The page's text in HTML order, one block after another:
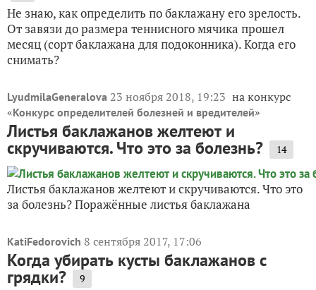
Не знаю, как определить по баклажану его зрелость.
От завязи до размера теннисного мячика прошел
месяц (сорт баклажана для подоконника). Когда его
снимать?
LyudmilaGeneralova 23 ноября 2018, 19:23 на конкурс
«Конкурс определителей болезней и вредителей»
Листья баклажанов желтеют и
скручиваются. Что это за болезнь? 14
Листья баклажанов желтеют и скручиваются. Что это
за болезнь? Поражённые листья баклажана
KatiFedorovich 8 сентября 2017, 17:06
Когда убирать кусты баклажанов с
грядки? 9